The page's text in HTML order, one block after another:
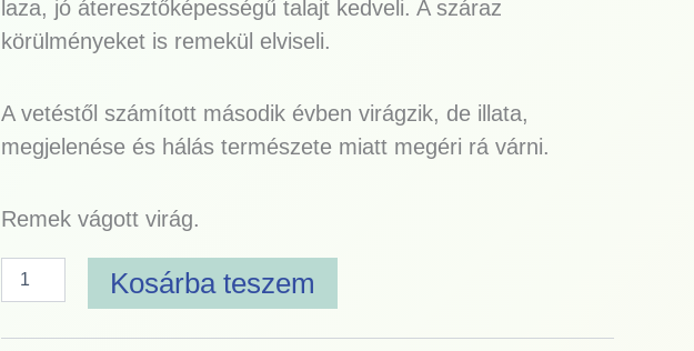
laza, jó áteresztőképességű talajt kedveli. A száraz
körülményeket is remekül elviseli.
A vetéstől számított második évben virágzik, de illata,
megjelenése és hálás természete miatt megéri rá várni.
Remek vágott virág.
Kosárba teszem